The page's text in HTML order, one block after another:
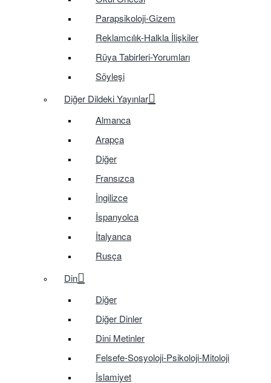
Parapsikoloji-Gizem
Reklamcılık-Halkla İlişkiler
Rüya Tabirleri-Yorumları
Söyleşi
Diğer Dildeki Yayınlar
Almanca
Arapça
Diğer
Fransızca
İngilizce
İspanyolca
İtalyanca
Rusça
Din
Diğer
Diğer Dinler
Dini Metinler
Felsefe-Sosyoloji-Psikoloji-Mitoloji
İslamiyet